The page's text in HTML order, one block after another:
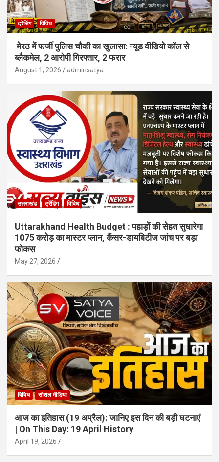
ट्रेंडिंग विविध
मेरठ में फर्जी पुलिस चौकी का खुलासा: न्यूड वीडियो कॉल से
ब्लैकमेल, 2 आरोपी गिरफ्तार, 2 फरार
August 1, 2026 adminsatya
उत्तराखंड ट्रेंडिंग विविध
Uttarakhand Health Budget : पहाड़ों की सेहत सुधारेगा
1075 करोड़ का मास्टर प्लान, कैंसर-डायबिटीज जांच पर बड़ा
फोकस
May 27, 2026
विविध सोशल मीडिया
आज का इतिहास (19 अप्रैल): जानिए इस दिन की बड़ी घटनाएं
| On This Day: 19 April History
April 19, 2026